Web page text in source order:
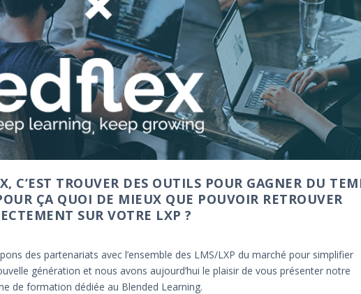
C’EST TROUVER DES OUTILS POUR GAGNER DU
ÇA QUOI DE MIEUX QUE POUVOIR RETROUVER
SUR VOTRE LXP ?
des partenariats avec l’ensemble des LMS/LXP du marché pour simplifier
génération et nous avons aujourd’hui le plaisir de vous présenter notre
de formation dédiée au Blended Learning.